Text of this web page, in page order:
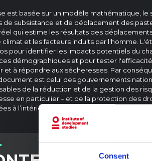
Consent
est basée sur un modèle mathématique, le
de subsistance et de déplacement des
qui estime les résultats des
climat et les facteurs induits par l'homme.
pour identifier les impacts potentiels du
démographiques et pour tester
et à répondre aux sécheresses. Par
est celui des gouvernements
de la réduction et de la gestion des
en particulier – et de la protection des
à l’intérieur de leur propre pays (PDI).